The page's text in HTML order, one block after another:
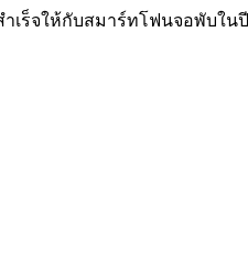
ร็จให้กับสมาร์ทโฟนจอพับในปี